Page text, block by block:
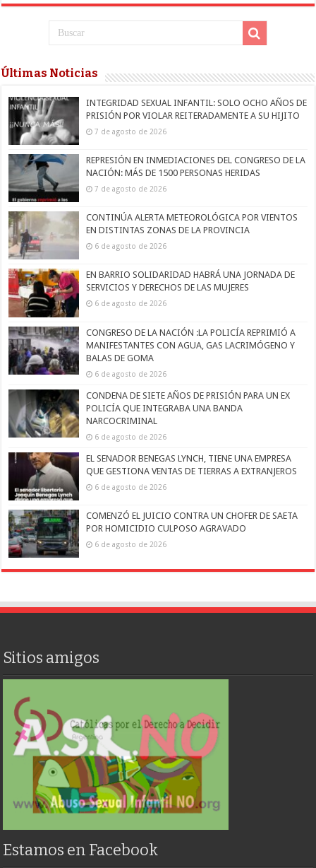
Últimas Noticias
INTEGRIDAD SEXUAL INFANTIL: SOLO OCHO AÑOS DE
PRISIÓN POR VIOLAR REITERADAMENTE A SU HIJITO
7 de agosto de 2026
REPRESIÓN EN INMEDIACIONES DEL CONGRESO DE LA
NACIÓN: MÁS DE 1500 PERSONAS HERIDAS
7 de agosto de 2026
CONTINÚA ALERTA METEOROLÓGICA POR VIENTOS
EN DISTINTAS ZONAS DE LA PROVINCIA
6 de agosto de 2026
EN BARRIO SOLIDARIDAD HABRÁ UNA JORNADA DE
SERVICIOS Y DERECHOS DE LAS MUJERES
6 de agosto de 2026
CONGRESO DE LA NACIÓN :LA POLICÍA REPRIMIÓ A
MANIFESTANTES CON AGUA, GAS LACRIMÓGENO Y
BALAS DE GOMA
6 de agosto de 2026
CONDENA DE SIETE AÑOS DE PRISIÓN PARA UN EX
POLICÍA QUE INTEGRABA UNA BANDA
NARCOCRIMINAL
6 de agosto de 2026
EL SENADOR BENEGAS LYNCH, TIENE UNA EMPRESA
QUE GESTIONA VENTAS DE TIERRAS A EXTRANJEROS
6 de agosto de 2026
COMENZÓ EL JUICIO CONTRA UN CHOFER DE SAETA
POR HOMICIDIO CULPOSO AGRAVADO
6 de agosto de 2026
Sitios amigos
Estamos en Facebook